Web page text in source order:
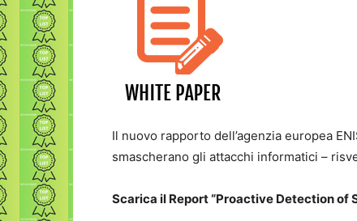
Il nuovo rapporto dell’agenzia europea
smascherano gli attacchi informatici –
Scarica il Report “Proactive Detection of